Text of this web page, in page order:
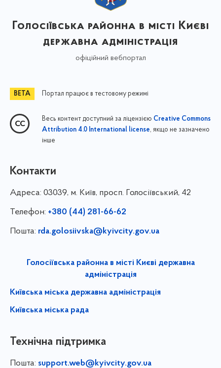
Голосіївська районна в місті Києві
державна адміністрація
офіційний вебпортал
Портал працює в тестовому режимі
Весь контент доступний за ліцензією Creative Commons
Attribution 4.0 International license, якщо не зазначено
інше
Контакти
Адреса: 03039, м. Київ, просп. Голосіївський, 42
Телефон: +380 (44) 281-66-62
Пошта: rda.golosiivska@kyivcity.gov.ua
Голосіївська районна в місті Києві державна
адміністрація
Київська міська державна адміністрація
Київська міська рада
Технічна підтримка
Пошта: support.web@kyivcity.gov.ua